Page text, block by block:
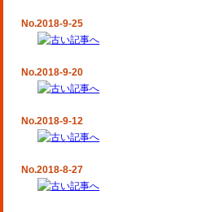
No.2018-9-25
No.2018-9-20
No.2018-9-12
No.2018-8-27